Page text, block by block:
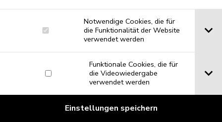
Notwendige Cookies, die für
die Funktionalität der Website
verwendet werden
Funktionale Cookies, die für
die Videowiedergabe
verwendet werden
Einstellungen speichern